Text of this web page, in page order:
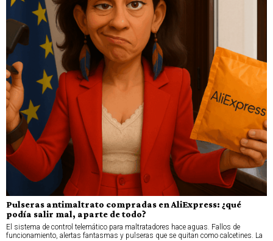
Pulseras antimaltrato compradas en AliExpress: ¿qué
podía salir mal, aparte de todo?
El sistema de control telemático para maltratadores hace aguas. Fallos de
funcionamiento, alertas fantasmas y pulseras que se quitan como calcetines. La